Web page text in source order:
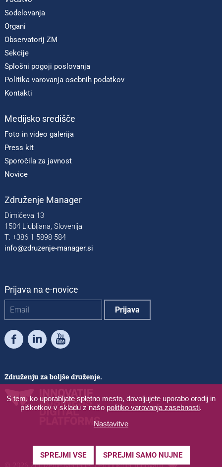
S tem, ko uporabljate spletno mesto, dovoljujete uporabo orodij in
piškotkov v skladu z našo politiko varovanja zasebnosti.
Nastavitve
SPREJMI VSE SPREJMI SAMO NUJNE
Sodelovanja
Organi
Observatorij ZM
Sekcije
Splošni pogoji poslovanja
Politika varovanja osebnih podatkov
Kontakti
Medijsko središče
Foto in video galerija
Press kit
Sporočila za javnost
Novice
Združenje Manager
Dimičeva 13
1504 Ljubljana, Slovenija
T: +386 1 5898 584
info@zdruzenje-manager.si
Prijava na e-novice
FacebookLinkedInYoutube